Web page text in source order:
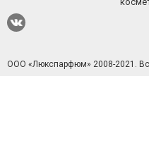
ООО «Люкспарфюм» 2008-2021.